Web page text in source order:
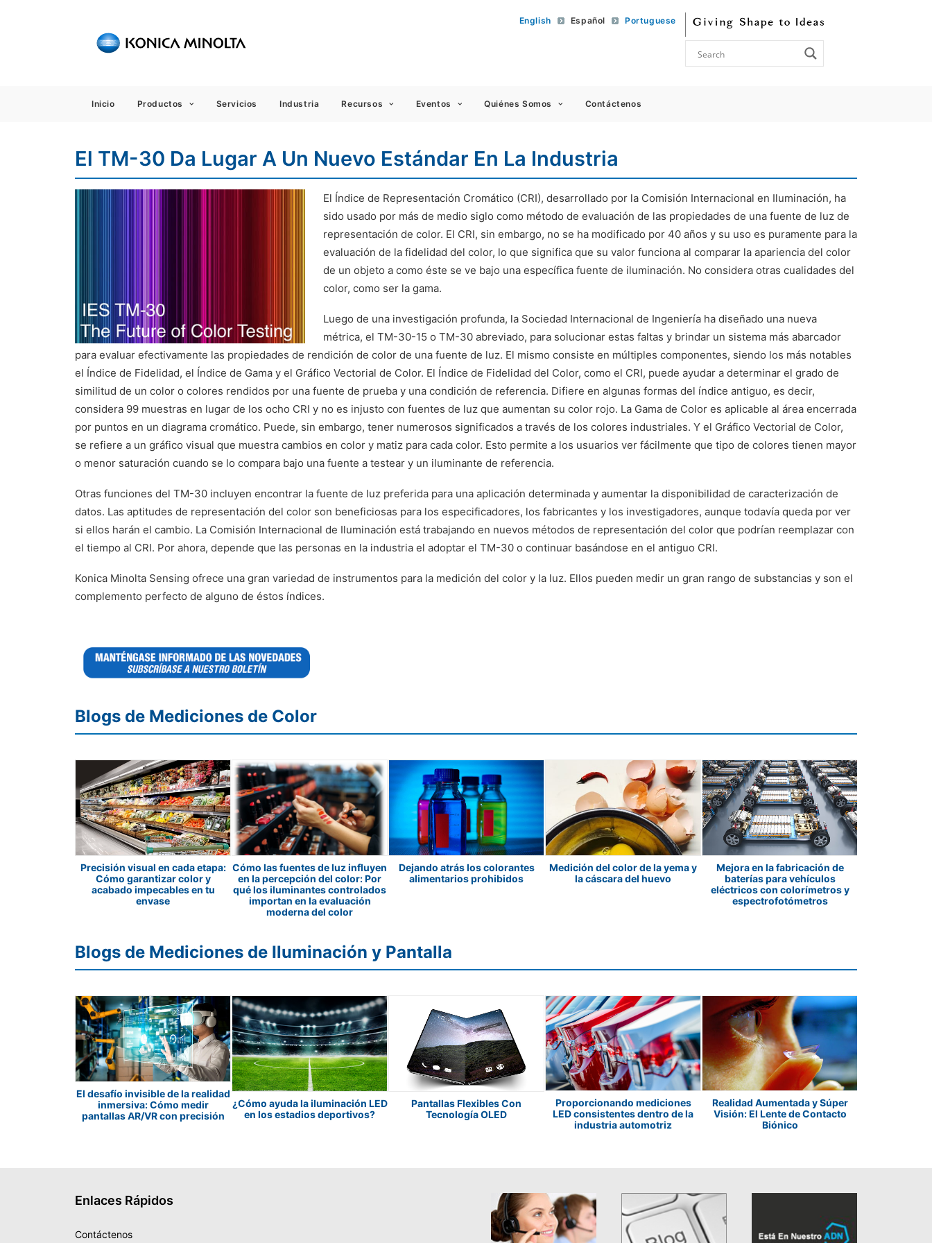
English Español Portuguese
Inicio Productos Servicios Industria Recursos Eventos Quiénes Somos Contáctenos
El TM-30 Da Lugar A Un Nuevo Estándar En La Industria
El Índice de Representación Cromático (CRI), desarrollado por la Comisión Internacional en Iluminación, ha
sido usado por más de medio siglo como método de evaluación de las propiedades de una fuente de luz de
representación de color. El CRI, sin embargo, no se ha modificado por 40 años y su uso es puramente para la
evaluación de la fidelidad del color, lo que significa que su valor funciona al comparar la apariencia del color
de un objeto a como éste se ve bajo una específica fuente de iluminación. No considera otras cualidades del
color, como ser la gama.
Luego de una investigación profunda, la Sociedad Internacional de Ingeniería ha diseñado una nueva
métrica, el TM-30-15 o TM-30 abreviado, para solucionar estas faltas y brindar un sistema más abarcador
para evaluar efectivamente las propiedades de rendición de color de una fuente de luz. El mismo consiste en múltiples componentes, siendo los más notables
el Índice de Fidelidad, el Índice de Gama y el Gráfico Vectorial de Color. El Índice de Fidelidad del Color, como el CRI, puede ayudar a determinar el grado de
similitud de un color o colores rendidos por una fuente de prueba y una condición de referencia. Difiere en algunas formas del índice antiguo, es decir,
considera 99 muestras en lugar de los ocho CRI y no es injusto con fuentes de luz que aumentan su color rojo. La Gama de Color es aplicable al área encerrada
por puntos en un diagrama cromático. Puede, sin embargo, tener numerosos significados a través de los colores industriales. Y el Gráfico Vectorial de Color,
se refiere a un gráfico visual que muestra cambios en color y matiz para cada color. Esto permite a los usuarios ver fácilmente que tipo de colores tienen mayor
o menor saturación cuando se lo compara bajo una fuente a testear y un iluminante de referencia.
Otras funciones del TM-30 incluyen encontrar la fuente de luz preferida para una aplicación determinada y aumentar la disponibilidad de caracterización de
datos. Las aptitudes de representación del color son beneficiosas para los especificadores, los fabricantes y los investigadores, aunque todavía queda por ver
si ellos harán el cambio. La Comisión Internacional de Iluminación está trabajando en nuevos métodos de representación del color que podrían reemplazar con
el tiempo al CRI. Por ahora, depende que las personas en la industria el adoptar el TM-30 o continuar basándose en el antiguo CRI.
Konica Minolta Sensing ofrece una gran variedad de instrumentos para la medición del color y la luz. Ellos pueden medir un gran rango de substancias y son el
complemento perfecto de alguno de éstos índices.
Blogs de Mediciones de Color
Precisión visual en cada etapa:
Cómo garantizar color y
acabado impecables en tu
envase
Cómo las fuentes de luz influyen
en la percepción del color: Por
qué los iluminantes controlados
importan en la evaluación
moderna del color
Dejando atrás los colorantes
alimentarios prohibidos
Medición del color de la yema y
la cáscara del huevo
Mejora en la fabricación de
baterías para vehículos
eléctricos con colorímetros y
espectrofotómetros
Blogs de Mediciones de Iluminación y Pantalla
El desafío invisible de la realidad
inmersiva: Cómo medir
pantallas AR/VR con precisión
¿Cómo ayuda la iluminación LED
en los estadios deportivos?
Pantallas Flexibles Con
Tecnología OLED
Proporcionando mediciones
LED consistentes dentro de la
industria automotriz
Realidad Aumentada y Súper
Visión: El Lente de Contacto
Biónico
Enlaces Rápidos
Contáctenos